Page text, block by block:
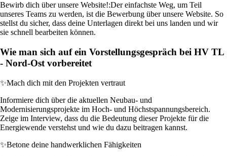
Bewirb dich über unsere Website!:Der einfachste Weg, um Teil
unseres Teams zu werden, ist die Bewerbung über unsere Website. So
stellst du sicher, dass deine Unterlagen direkt bei uns landen und wir
sie schnell bearbeiten können.
Wie man sich auf ein Vorstellungsgespräch bei HV TL
- Nord-Ost vorbereitet
✨Mach dich mit den Projekten vertraut
Informiere dich über die aktuellen Neubau- und
Modernisierungsprojekte im Hoch- und Höchstspannungsbereich.
Zeige im Interview, dass du die Bedeutung dieser Projekte für die
Energiewende verstehst und wie du dazu beitragen kannst.
✨Betone deine handwerklichen Fähigkeiten